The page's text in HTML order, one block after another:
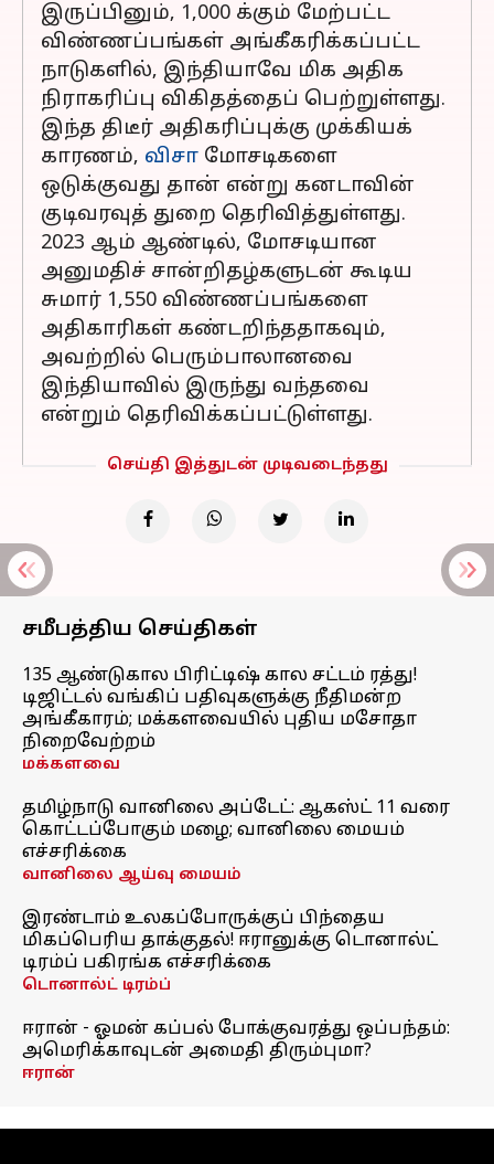
இருப்பினும், 1,000 க்கும் மேற்பட்ட
விண்ணப்பங்கள் அங்கீகரிக்கப்பட்ட
நாடுகளில், இந்தியாவே மிக அதிக
நிராகரிப்பு விகிதத்தைப் பெற்றுள்ளது.
இந்த திடீர் அதிகரிப்புக்கு முக்கியக்
காரணம், விசா மோசடிகளை
ஒடுக்குவது தான் என்று கனடாவின்
குடிவரவுத் துறை தெரிவித்துள்ளது.
2023 ஆம் ஆண்டில், மோசடியான
அனுமதிச் சான்றிதழ்களுடன் கூடிய
சுமார் 1,550 விண்ணப்பங்களை
அதிகாரிகள் கண்டறிந்ததாகவும்,
அவற்றில் பெரும்பாலானவை
இந்தியாவில் இருந்து வந்தவை
என்றும் தெரிவிக்கப்பட்டுள்ளது.
செய்தி இத்துடன் முடிவடைந்தது
சமீபத்திய செய்திகள்
135 ஆண்டுகால பிரிட்டிஷ் கால சட்டம் ரத்து!
டிஜிட்டல் வங்கிப் பதிவுகளுக்கு நீதிமன்ற
அங்கீகாரம்; மக்களவையில் புதிய மசோதா
நிறைவேற்றம்
மக்களவை
தமிழ்நாடு வானிலை அப்டேட்: ஆகஸ்ட் 11 வரை
கொட்டப்போகும் மழை; வானிலை மையம்
எச்சரிக்கை
வானிலை ஆய்வு மையம்
இரண்டாம் உலகப்போருக்குப் பிந்தைய
மிகப்பெரிய தாக்குதல்! ஈரானுக்கு டொனால்ட்
டிரம்ப் பகிரங்க எச்சரிக்கை
டொனால்ட் டிரம்ப்
ஈரான் - ஓமன் கப்பல் போக்குவரத்து ஒப்பந்தம்:
அமெரிக்காவுடன் அமைதி திரும்புமா?
ஈரான்